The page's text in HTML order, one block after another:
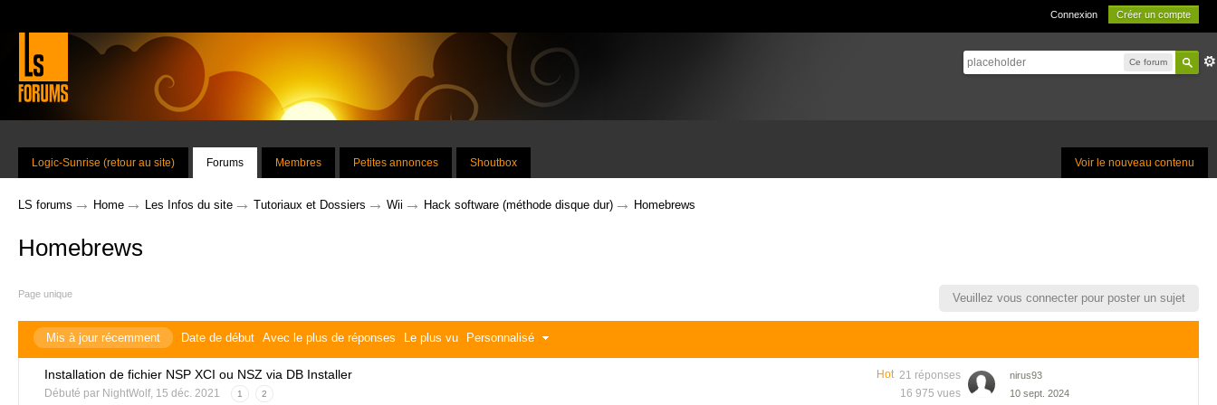
Connexion Créer un compte
Ce forum
Voir le nouveau contenu
Logic-Sunrise (retour au site) Forums Membres Petites annonces Shoutbox
LS forums → Home → Les Infos du site → Tutoriaux et Dossiers → Wii → Hack software (méthode disque dur) → Homebrews
Homebrews
Page unique Veuillez vous connecter pour poster un sujet
Mis à jour récemment Date de début Avec le plus de réponses Le plus vu Personnalisé
Installation de fichier NSP XCI ou NSZ via DB Installer
Débuté par NightWolf, 15 déc. 2021 1 2
Hot21 réponses
16 975 vues
nirus93
10 sept. 2024